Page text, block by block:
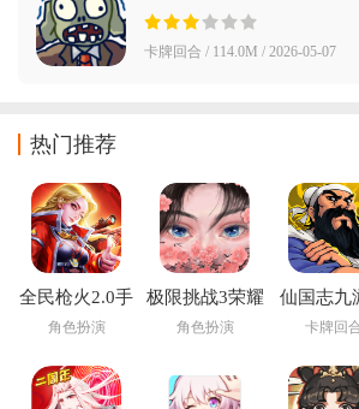
卡牌回合 / 114.0M / 2026-05-07
热门推荐
全民枪火2.0手
游
角色扮演
极限挑战3荣耀
之战手游
角色扮演
仙国志九
卡牌回